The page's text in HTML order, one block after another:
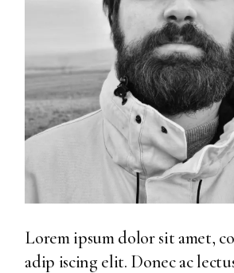
Lorem ipsum dolor sit amet,
adip iscing elit. Donec ac